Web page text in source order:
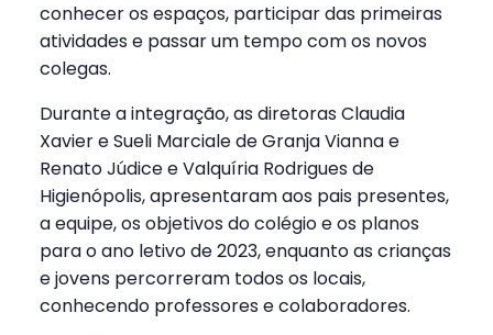
conhecer os espaços, participar das primeiras
atividades e passar um tempo com os novos
colegas.
Durante a integração, as diretoras Claudia
Xavier e Sueli Marciale de Granja Vianna e
Renato Júdice e Valquíria Rodrigues de
Higienópolis, apresentaram aos pais presentes,
a equipe, os objetivos do colégio e os planos
para o ano letivo de 2023, enquanto as crianças
e jovens percorreram todos os locais,
conhecendo professores e colaboradores.